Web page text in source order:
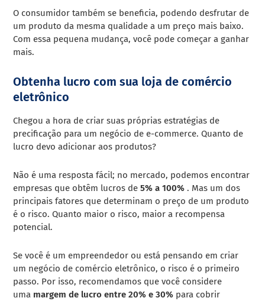
O consumidor também se beneficia, podendo desfrutar de
um produto da mesma qualidade a um preço mais baixo.
Com essa pequena mudança, você pode começar a ganhar
mais.
Obtenha lucro com sua loja de comércio
eletrônico
Chegou a hora de criar suas próprias estratégias de
precificação para um negócio de e-commerce. Quanto de
lucro devo adicionar aos produtos?
Não é uma resposta fácil; no mercado, podemos encontrar
empresas que obtêm lucros de5% a 100% . Mas um dos
principais fatores que determinam o preço de um produto
é o risco. Quanto maior o risco, maior a recompensa
potencial.
Se você é um empreendedor ou está pensando em criar
um negócio de comércio eletrônico, o risco é o primeiro
passo. Por isso, recomendamos que você considere
uma margem de lucro entre 20% e 30% para cobrir